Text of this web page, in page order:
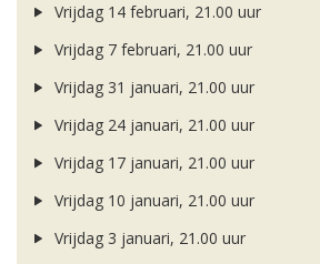
Vrijdag 14 februari, 21.00 uur
Vrijdag 7 februari, 21.00 uur
Vrijdag 31 januari, 21.00 uur
Vrijdag 24 januari, 21.00 uur
Vrijdag 17 januari, 21.00 uur
Vrijdag 10 januari, 21.00 uur
Vrijdag 3 januari, 21.00 uur